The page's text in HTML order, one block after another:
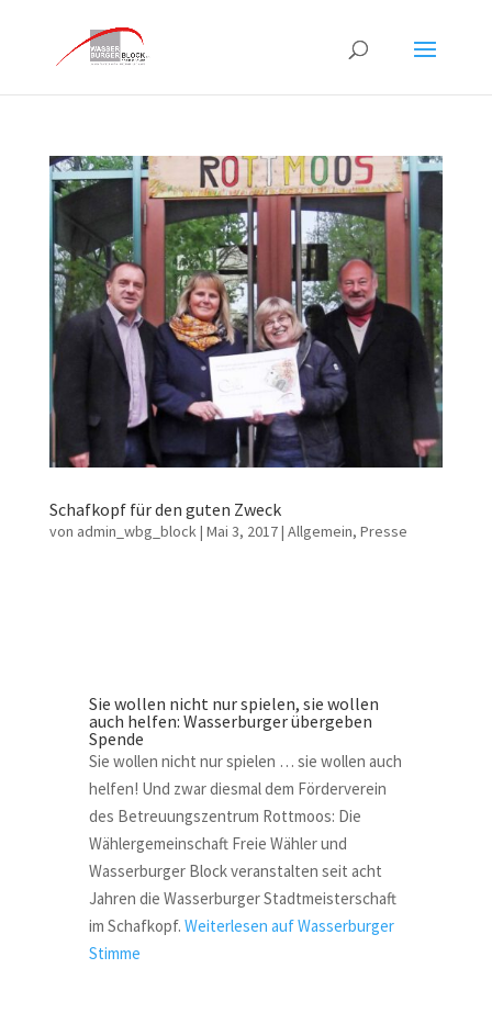
Schafkopf für den guten Zweck
von admin_wbg_block| Mai 3, 2017| Allgemein, Presse
Sie wollen nicht nur spielen, sie wollen
auch helfen: Wasserburger übergeben
Spende
Sie wollen nicht nur spielen … sie wollen auch
helfen! Und zwar diesmal dem Förderverein
des Betreuungszentrum Rottmoos: Die
Wählergemeinschaft Freie Wähler und
Wasserburger Block veranstalten seit acht
Jahren die Wasserburger Stadtmeisterschaft
im Schafkopf. Weiterlesen auf Wasserburger
Stimme